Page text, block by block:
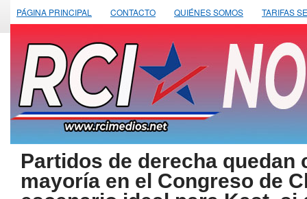
PÁGINA PRINCIPAL CONTACTO QUIÉNES SOMOS TARIFAS
Partidos de derecha quedan
mayoría en el Congreso de